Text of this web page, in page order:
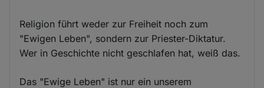
Religion führt weder zur Freiheit noch zum
"Ewigen Leben", sondern zur Priester-Diktatur.
Wer in Geschichte nicht geschlafen hat, weiß das.
Das "Ewige Leben" ist nur ein unserem